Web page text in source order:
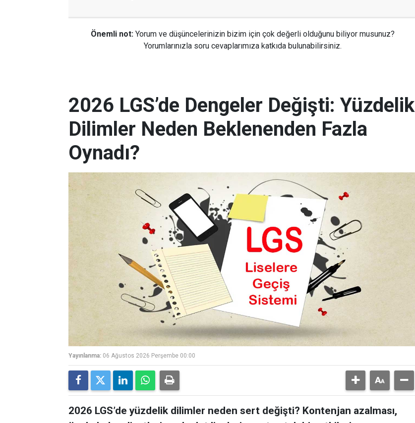
Önemli not: Yorum ve düşüncelerinizin bizim için çok değerli olduğunu biliyor musunuz?
Yorumlarınızla soru cevaplarımıza katkıda bulunabilirsiniz.
2026 LGS’de Dengeler Değişti: Yüzdelik
Dilimler Neden Beklenenden Fazla
Oynadı?
Yayınlanma: 06 Ağustos 2026 Perşembe 00:00
2026 LGS’de yüzdelik dilimler neden sert değişti? Kontenjan azalması,